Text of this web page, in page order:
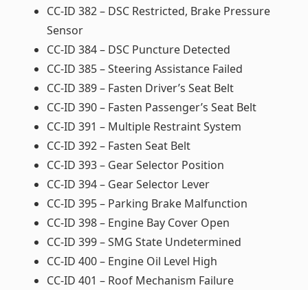
CC-ID 382 – DSC Restricted, Brake Pressure
Sensor
CC-ID 384 – DSC Puncture Detected
CC-ID 385 – Steering Assistance Failed
CC-ID 389 – Fasten Driver’s Seat Belt
CC-ID 390 – Fasten Passenger’s Seat Belt
CC-ID 391 – Multiple Restraint System
CC-ID 392 – Fasten Seat Belt
CC-ID 393 – Gear Selector Position
CC-ID 394 – Gear Selector Lever
CC-ID 395 – Parking Brake Malfunction
CC-ID 398 – Engine Bay Cover Open
CC-ID 399 – SMG State Undetermined
CC-ID 400 – Engine Oil Level High
CC-ID 401 – Roof Mechanism Failure